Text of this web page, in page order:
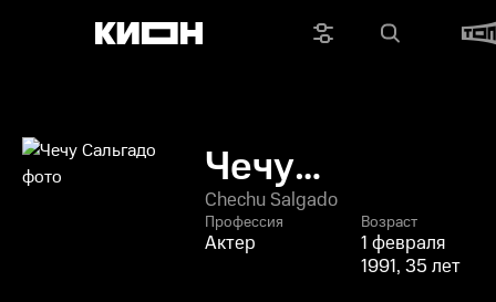
Чечу
Сальгадо
Chechu Salgado
Профессия
Актер
Возраст
1 февраля
1991, 35 лет